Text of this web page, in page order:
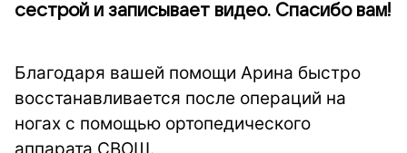
сестрой и записывает видео. Спасибо вам!
Благодаря вашей помощи Арина быстро
восстанавливается после операций на
ногах с помощью ортопедического